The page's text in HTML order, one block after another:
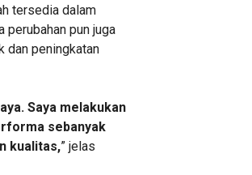
tersedia dalam
perubahan pun juga
dan peningkatan
Saya melakukan
sebanyak
kualitas,” jelas